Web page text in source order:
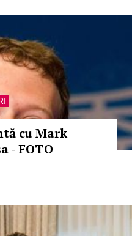
cu Mark
- FOTO